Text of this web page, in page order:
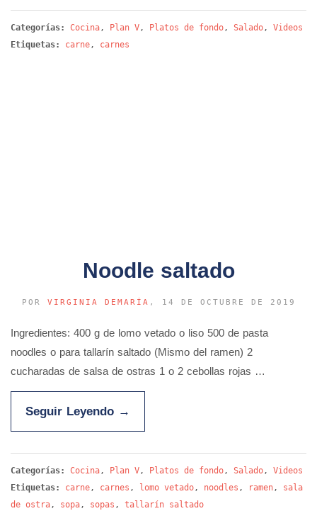
Categorías: Cocina , Plan V , Platos de fondo , Salado , Videos
Etiquetas:
carne , carnes
Noodle saltado
POR VIRGINIA DEMARÍA , 14 DE OCTUBRE DE 2019
Ingredientes: 400 g de lomo vetado o liso 500 de pasta
noodles o para tallarín saltado (Mismo del ramen) 2
cucharadas de salsa de ostras 1 o 2 cebollas rojas …
Seguir Leyendo →
Categorías: Cocina, Plan V, Platos de fondo, Salado, Videos
Etiquetas:
carne, carnes , lomo vetado, noodles , ramen, sala
de ostra, sopa, sopas , tallarín saltado